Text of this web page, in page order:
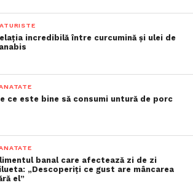
incredibilă între curcumină și ulei de
ce este bine să consumi untură de porc
banal care afectează zi de zi
„Descoperiți ce gust are mâncarea
el”